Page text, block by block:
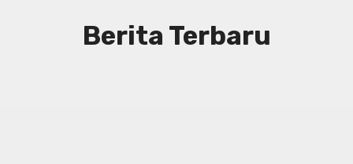
Berita Terbaru